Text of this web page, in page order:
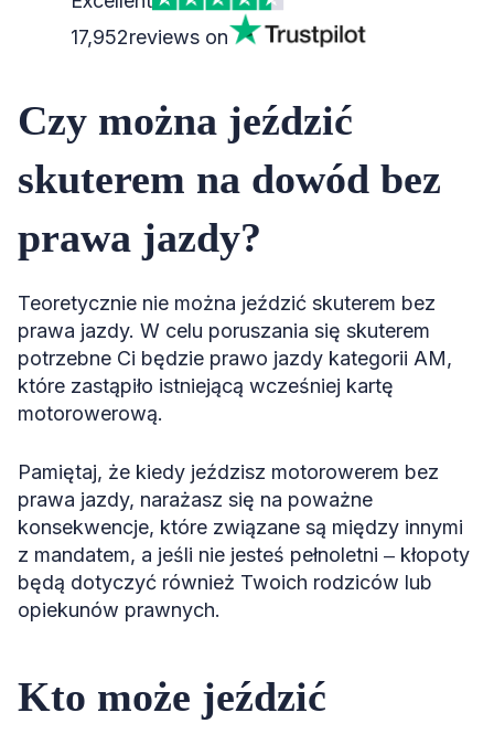
17,952reviews on
Czy można jeździć
skuterem na dowód bez
prawa jazdy?
Teoretycznie nie można jeździć skuterem bez
prawa jazdy. W celu poruszania się skuterem
potrzebne Ci będzie prawo jazdy kategorii AM,
które zastąpiło istniejącą wcześniej kartę
motorowerową.
Pamiętaj, że kiedy jeździsz motorowerem bez
prawa jazdy, narażasz się na poważne
konsekwencje, które związane są między innymi
z mandatem, a jeśli nie jesteś pełnoletni ‒ kłopoty
będą dotyczyć również Twoich rodziców lub
opiekunów prawnych.
Kto może jeździć